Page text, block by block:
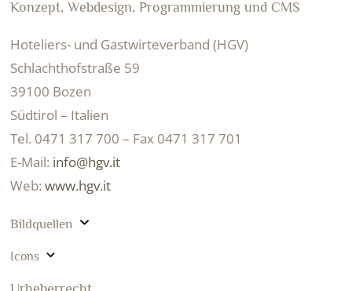
Konzept, Webdesign, Programmierung und CMS
Hoteliers- und Gastwirteverband (HGV)
Schlachthofstraße 59
39100 Bozen
Südtirol – Italien
Tel. 0471 317 700 – Fax 0471 317 701
E-Mail: info@hgv.it
Web: www.hgv.it
Bildquellen
Icons